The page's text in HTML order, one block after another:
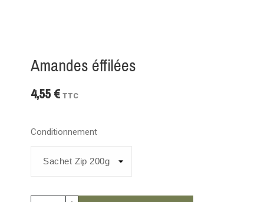
Amandes éffilées
4,55 € TTC
Conditionnement